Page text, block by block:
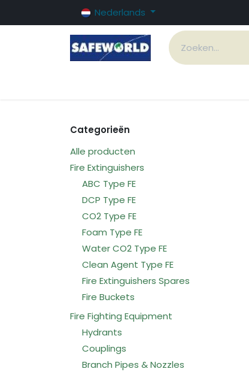
Overslaan naar inhoud
Nederlands
Categorieën
Alle producten
Fire Extinguishers
ABC Type FE
DCP Type FE
CO2 Type FE
Foam Type FE
Water CO2 Type FE
Clean Agent Type FE
Fire Extinguishers Spares
Fire Buckets
Fire Fighting Equipment
Hydrants
Couplings
Branch Pipes & Nozzles